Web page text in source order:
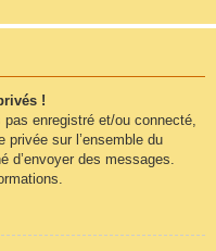
!
enregistré et/ou connecté,
privée sur l’ensemble du
d’envoyer des messages.